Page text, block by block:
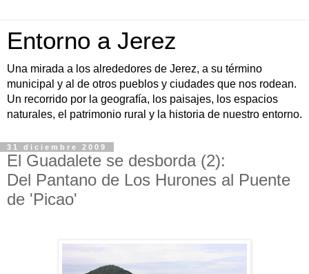
Entorno a Jerez
Una mirada a los alrededores de Jerez, a su término
municipal y al de otros pueblos y ciudades que nos rodean.
Un recorrido por la geografía, los paisajes, los espacios
naturales, el patrimonio rural y la historia de nuestro entorno.
31 diciembre 2009
El Guadalete se desborda (2):
Del Pantano de Los Hurones al Puente
de 'Picao'